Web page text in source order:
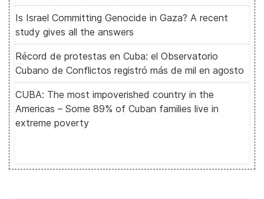
Is Israel Committing Genocide in Gaza? A recent
study gives all the answers
Récord de protestas en Cuba: el Observatorio
Cubano de Conflictos registró más de mil en agosto
CUBA: The most impoverished country in the
Americas – Some 89% of Cuban families live in
extreme poverty